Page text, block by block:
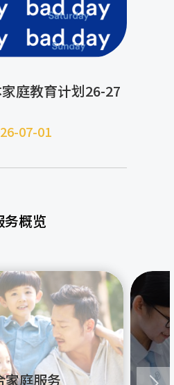
庭教育计划26-27
07-01
务概览
家庭服务